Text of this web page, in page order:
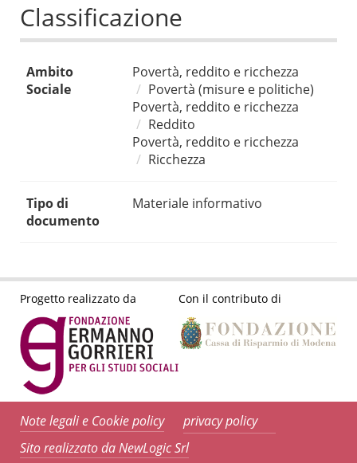
Classificazione
Ambito
Sociale
Povertà, reddito e ricchezza
Povertà (misure e politiche)
Povertà, reddito e ricchezza
Reddito
Povertà, reddito e ricchezza
Ricchezza
Tipo di
documento
Materiale informativo
Progetto realizzato da Con il contributo di
Note legali e Cookie policy
privacy policy
Sito realizzato da NewLogic Srl